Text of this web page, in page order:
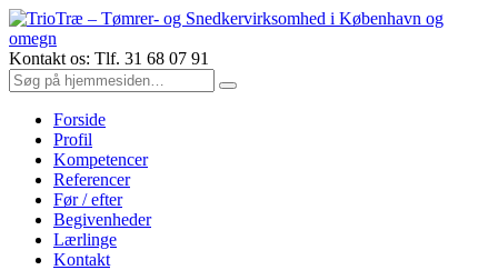
Kontakt os: Tlf. 31 68 07 91
Forside
Profil
Kompetencer
Referencer
Før / efter
Begivenheder
Lærlinge
Kontakt